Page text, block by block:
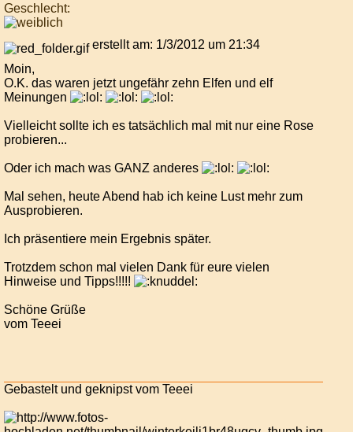
Geschlecht:
erstellt am: 1/3/2012 um 21:34
Moin,
O.K. das waren jetzt ungefähr zehn Elfen und elf
Meinungen
Vielleicht sollte ich es tatsächlich mal mit nur eine Rose
probieren...
Oder ich mach was GANZ anderes
Mal sehen, heute Abend hab ich keine Lust mehr zum
Ausprobieren.
Ich präsentiere mein Ergebnis später.
Trotzdem schon mal vielen Dank für eure vielen
Hinweise und Tipps!!!!!
Schöne Grüße
vom Teeei
Gebastelt und geknipst vom Teeei